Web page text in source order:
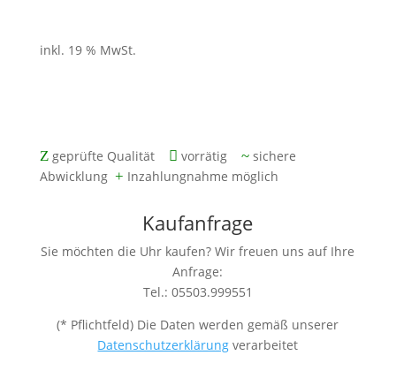
inkl. 19 % MwSt.
Zgeprüfte Qualität  vorrätig ~sichere
Abwicklung + Inzahlungnahme möglich
Kaufanfrage
Sie möchten die Uhr kaufen? Wir freuen uns auf Ihre
Anfrage:
Tel.: 05503.999551
(* Pflichtfeld) Die Daten werden gemäß unserer
Datenschutzerklärung verarbeitet